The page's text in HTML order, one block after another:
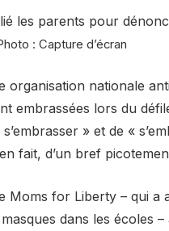
les parents pour
: Capture d’écran
organisation nationale
embrassées lors du
» et de «
fait, d’un bref
Moms for Liberty – qui
dans les écoles